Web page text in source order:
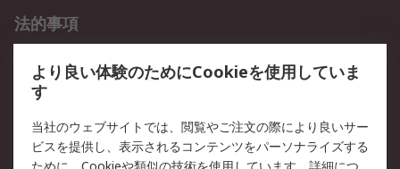
法的事項
クッキーポリシー
RSについて
会社概要 採用情報
より良い体験のためにCookieを使用していま
す
当社のウェブサイトでは、閲覧やご注文の際により良いサー
ビスを提供し、表示されるコンテンツをパーソナライズする